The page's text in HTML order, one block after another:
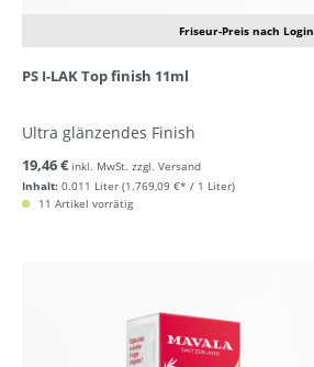
Friseur-Preis nach Login
PS I-LAK Top finish 11ml
Ultra glänzendes Finish
Inhalt: 0.011 Liter (1.769,09 €* / 1 Liter)
19,46 € inkl. MwSt. zzgl. Versand
11 Artikel vorrätig